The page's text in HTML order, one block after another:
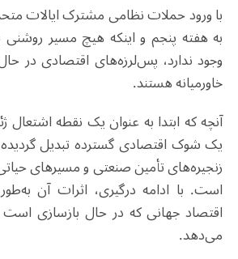
با ورود حملات نظامی مشترک ایالات
به هفته پنجم و اینکه هیچ مسیر
وجود ندارد، پس‌لرزه‌های اقتصادی در
خاورمیانه هستند.
آنچه که ابتدا به عنوان یک نقطه اشتعال
یک شوک اقتصادی گسترده تبدیل گردیده
زنجیره‌های تأمین صنعتی و مسیرهای
است. با ادامه درگیری، اثرات آن
اقتصاد جهانی که در حال بازسازی است
می‌دهد.